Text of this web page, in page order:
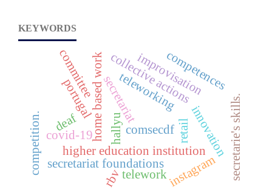
KEYWORDS
teleworking
home based work
higher education institution
secretariat
secretariat foundations
innovation
collective actions
committee
comsecdf
improvisation
competences
covid-19 retail
hallyu
deaf
instagram
rbv
competition. secretarie's skills.
telework
portugal